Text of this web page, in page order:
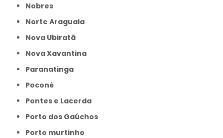
Nobres
Norte Araguaia
Nova Ubiratã
Nova Xavantina
Paranatinga
Poconé
Pontes e Lacerda
Porto dos Gaúchos
Porto murtinho